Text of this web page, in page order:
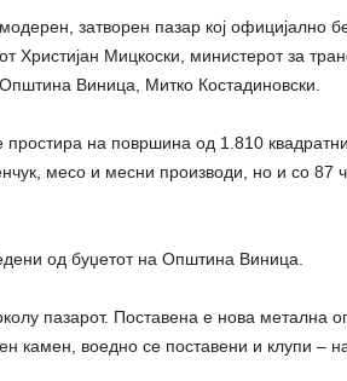
затворен пазар кој официјално
Христијан Мицкоски, министерот за
Виница, Митко Костадиновски.
на површина од 1.810 квадратни
месо и месни производи, но и со 87
од буџетот на Општина Виница.
пазарот. Поставена е нова метална
камен, воедно се поставени и клупи –